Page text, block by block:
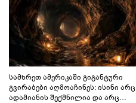
სამხრეთ ამერიკაში გიგანტური
გვირაბები აღმოაჩინეს: ისინი არც
ადამიანის შექმნილია და არც